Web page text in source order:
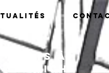
Posts à
l'affiche